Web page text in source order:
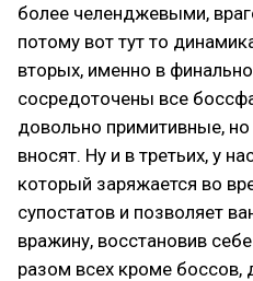
более челенджевыми,
потому вот тут то
вторых, именно в
сосредоточены все
довольно примитивные,
вносят. Ну и в третьих, у
который заряжается во
супостатов и позволяет
вражину, восстановив
разом всех кроме боссов,